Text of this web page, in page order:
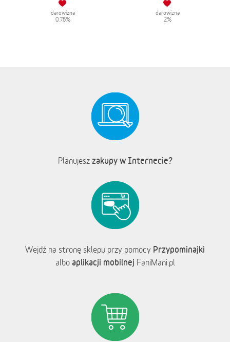
darowizna
0.75%
darowizna
2%
Planujesz zakupy w Internecie?
Wejdź na stronę sklepu przy pomocy Przypominajki
albo aplikacji mobilnej FaniMani.pl